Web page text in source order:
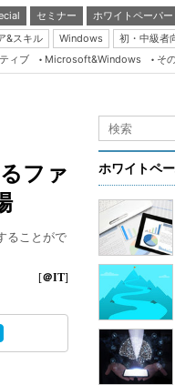
セミナー
ホワイトペーパー
&スキル Windows 初・中級者
Server & Storage
Java Agile
Database Expert
Linux ＆ OSS
Master of IP Network
Security & Trust
ィブ Microsoft&Windows そ
ファ
ることがで
[＠IT]
ホワイトペ